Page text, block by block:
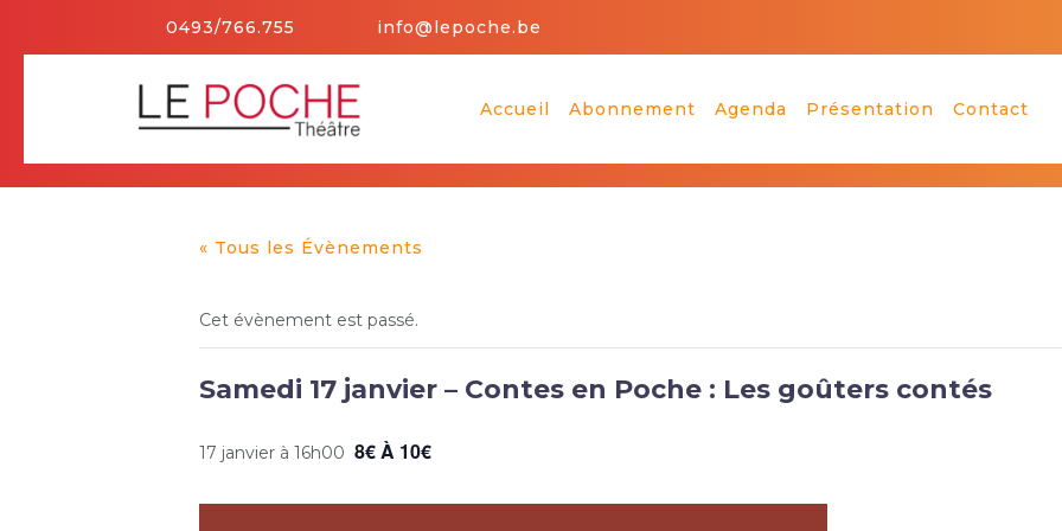
0493/766.755 info@lepoche.be
Accueil Abonnement Agenda Présentation Contact
« Tous les Évènements
Cet évènement est passé.
Samedi 17 janvier – Contes en Poche : Les goûters contés
17 janvier à 16h00 8€ À 10€